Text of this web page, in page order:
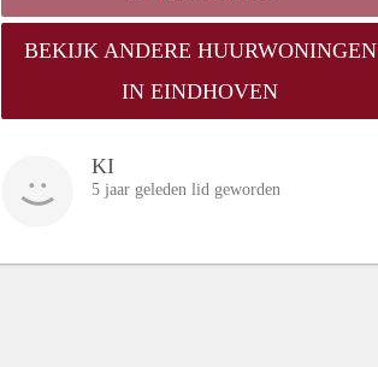
BEKIJK ANDERE HUURWONINGEN
IN EINDHOVEN
KI
5 jaar geleden lid geworden